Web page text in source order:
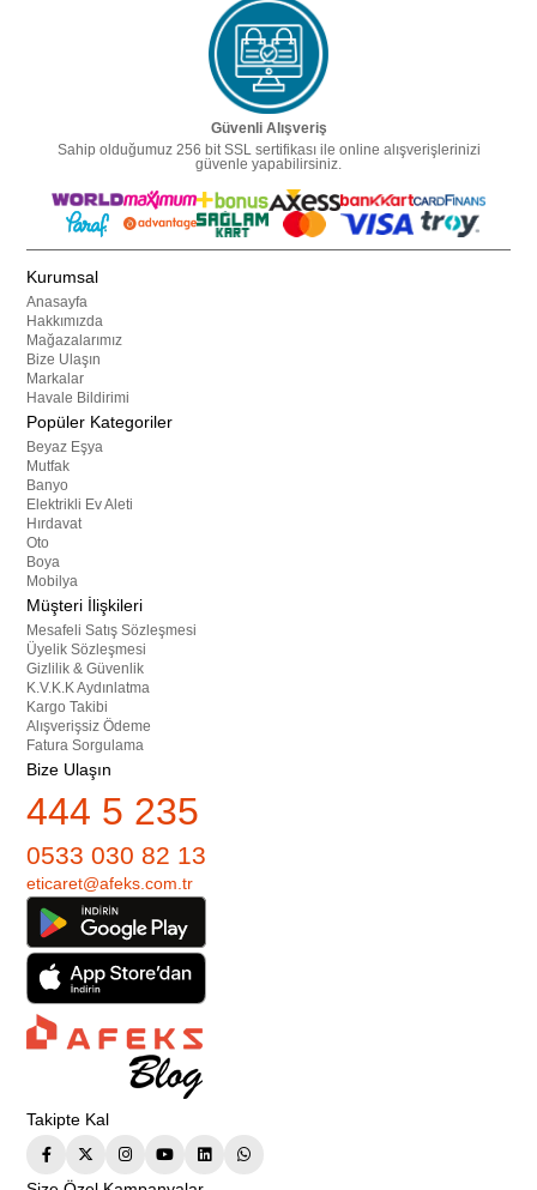
Güvenli Alışveriş
Sahip olduğumuz 256 bit SSL sertifikası ile online alışverişlerinizi
güvenle yapabilirsiniz.
Kurumsal
Anasayfa
Hakkımızda
Mağazalarımız
Bize Ulaşın
Markalar
Havale Bildirimi
Popüler Kategoriler
Beyaz Eşya
Mutfak
Banyo
Elektrikli Ev Aleti
Hırdavat
Oto
Boya
Mobilya
Müşteri İlişkileri
Mesafeli Satış Sözleşmesi
Üyelik Sözleşmesi
Gizlilik & Güvenlik
K.V.K.K Aydınlatma
Kargo Takibi
Alışverişsiz Ödeme
Fatura Sorgulama
Bize Ulaşın
444 5 235
0533 030 82 13
eticaret@afeks.com.tr
Takipte Kal